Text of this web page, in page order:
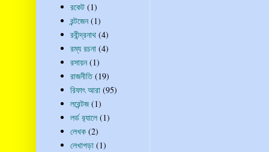
রকেট (1)
রন্টজেন (1)
রবীন্দ্রনাথ (4)
রম্য রচনা (4)
রসায়ন (1)
রাজনীতি (19)
রিফাৎ আরা (95)
লরেন্টজ (1)
লর্ড র‍্যালে (1)
লেখক (2)
লেখাপড়া (1)